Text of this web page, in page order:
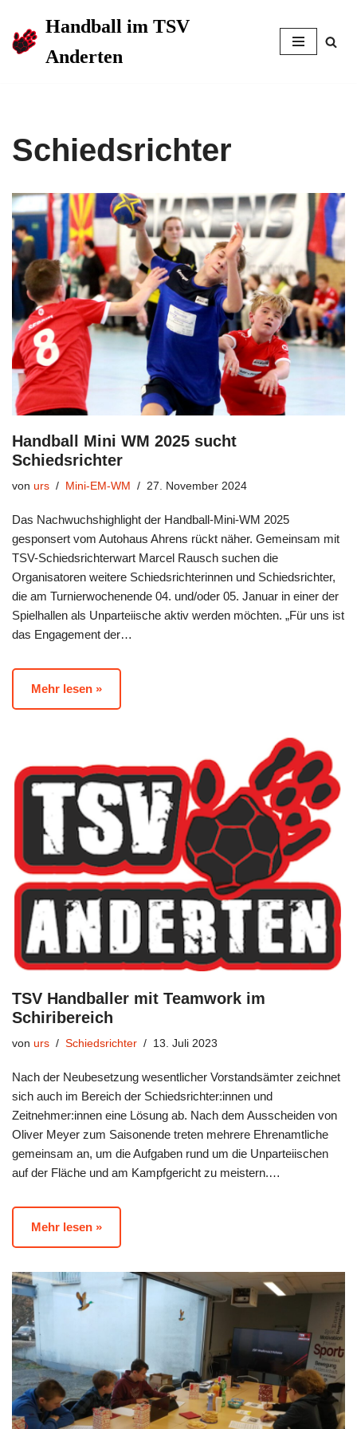
Zum
Handball im TSV
Anderten
Schiedsrichter
Handball Mini WM 2025 sucht
Schiedsrichter
von urs Mini-EM-WM 27. November 2024
Das Nachwuchshighlight der Handball-Mini-WM 2025
gesponsert vom Autohaus Ahrens rückt näher. Gemeinsam mit
TSV-Schiedsrichterwart Marcel Rausch suchen die
Organisatoren weitere Schiedsrichterinnen und Schiedsrichter,
die am Turnierwochenende 04. und/oder 05. Januar in einer der
Spielhallen als Unparteiische aktiv werden möchten. „Für uns ist
das Engagement der…
Mehr lesen »
TSV Handballer mit Teamwork im
Schiribereich
von urs Schiedsrichter 13. Juli 2023
Nach der Neubesetzung wesentlicher Vorstandsämter zeichnet
sich auch im Bereich der Schiedsrichter:innen und
Zeitnehmer:innen eine Lösung ab. Nach dem Ausscheiden von
Oliver Meyer zum Saisonende treten mehrere Ehrenamtliche
gemeinsam an, um die Aufgaben rund um die Unparteiischen
auf der Fläche und am Kampfgericht zu meistern.…
Mehr lesen »